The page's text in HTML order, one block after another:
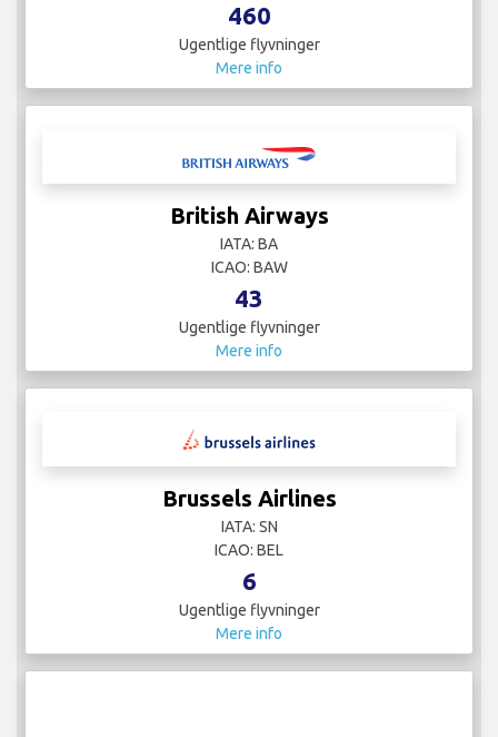
460
Ugentlige flyvninger
Mere info
British Airways
IATA: BA
ICAO: BAW
43
Ugentlige flyvninger
Mere info
Brussels Airlines
IATA: SN
ICAO: BEL
6
Ugentlige flyvninger
Mere info